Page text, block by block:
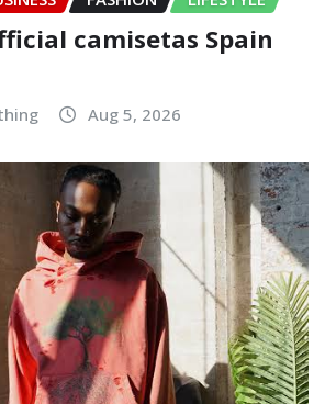
camisetas Spain
Aug 5, 2026